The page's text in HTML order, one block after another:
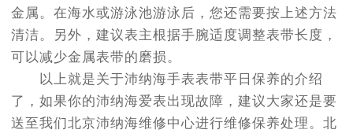
金属。在海水或游泳池游泳后，您还需要按上述方法
清洁。另外，建议表主根据手腕适度调整表带长度，
可以减少金属表带的磨损。
以上就是关于沛纳海手表表带平日保养的介绍
了，如果你的沛纳海爱表出现故障，建议大家还是要
送至我们北京沛纳海维修中心进行维修保养处理。北